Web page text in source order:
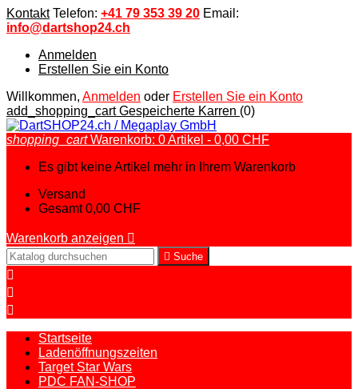
Kontakt Telefon: +41 79 353 39 20 Email:
info@dartshop24.ch
Anmelden
Erstellen Sie ein Konto
Willkommen, Anmelden oder Erstellen Sie ein Konto
add_shopping_cartGespeicherte Karren (0)
shopping_cart Warenkorb: 0Artikel - 0,00 CHF
Es gibt keine Artikel mehr in Ihrem Warenkorb
Versand
Gesamt 0,00 CHF
Warenkorb anzeigen 
 Suche



Startseite
Ladenöffnungszeiten
Target Star Wars
PDC FAN-SHOP